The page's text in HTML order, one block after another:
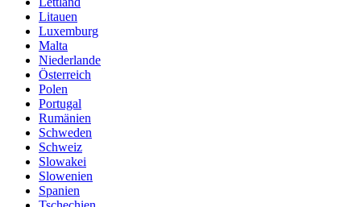
Litauen
Luxemburg
Malta
Niederlande
Österreich
Polen
Portugal
Rumänien
Schweden
Schweiz
Slowakei
Slowenien
Spanien